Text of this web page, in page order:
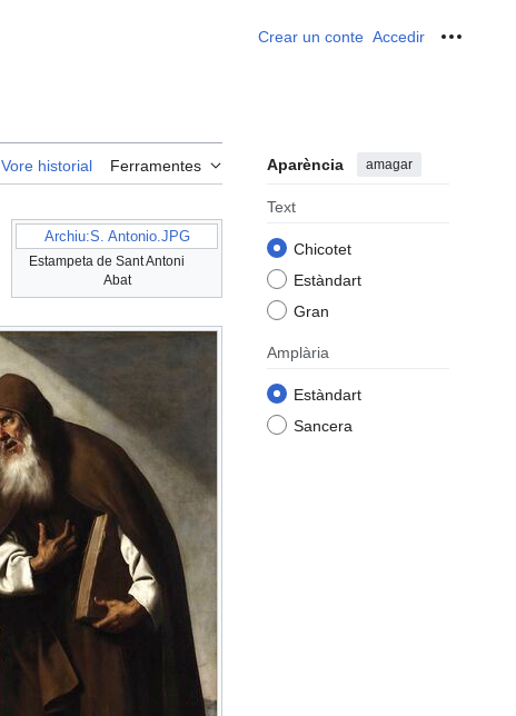
Crear un conte Accedir
Vore historial Ferramentes Aparència amagar
Text
Chicotet
Estàndart
Gran
Amplària
Estàndart
Sancera
Archiu:S. Antonio.JPG
Estampeta de Sant Antoni
Abat